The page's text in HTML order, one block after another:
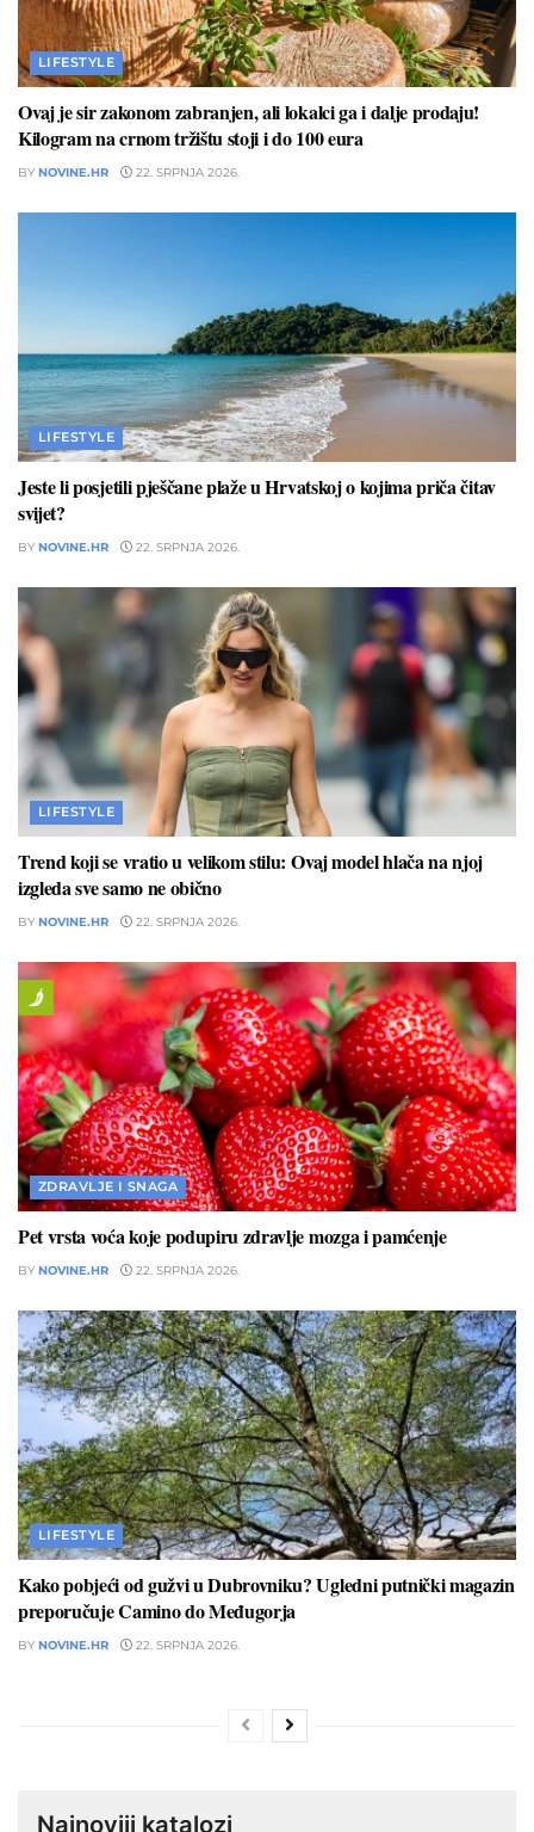
LIFESTYLE
Ovaj je sir zakonom zabranjen, ali lokalci ga i dalje prodaju!
Kilogram na crnom tržištu stoji i do 100 eura
BY NOVINE.HR 22. SRPNJA 2026.
LIFESTYLE
Jeste li posjetili pješčane plaže u Hrvatskoj o kojima priča čitav
svijet?
BY NOVINE.HR 22. SRPNJA 2026.
LIFESTYLE
Trend koji se vratio u velikom stilu: Ovaj model hlača na njoj
izgleda sve samo ne obično
BY NOVINE.HR 22. SRPNJA 2026.
ZDRAVLJE I SNAGA
Pet vrsta voća koje podupiru zdravlje mozga i pamćenje
BY NOVINE.HR 22. SRPNJA 2026.
LIFESTYLE
Kako pobjeći od gužvi u Dubrovniku? Ugledni putnički magazin
preporučuje Camino do Međugorja
BY NOVINE.HR 22. SRPNJA 2026.